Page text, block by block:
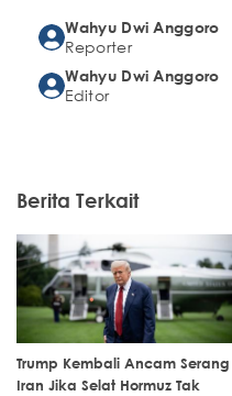
Wahyu Dwi Anggoro
Reporter
Wahyu Dwi Anggoro
Editor
Berita Terkait
Trump Kembali Ancam Serang
Iran Jika Selat Hormuz Tak